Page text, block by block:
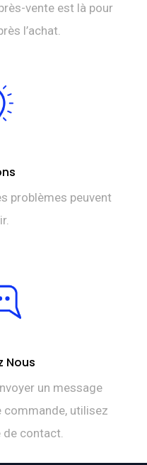
vente est là pour
l’achat.
problèmes peuvent
Nous
un message
utilisez
contact.